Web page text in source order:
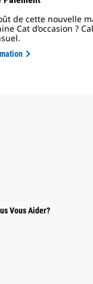
de cette nouvelle
Cat d’occasion ?
Vous Aider?